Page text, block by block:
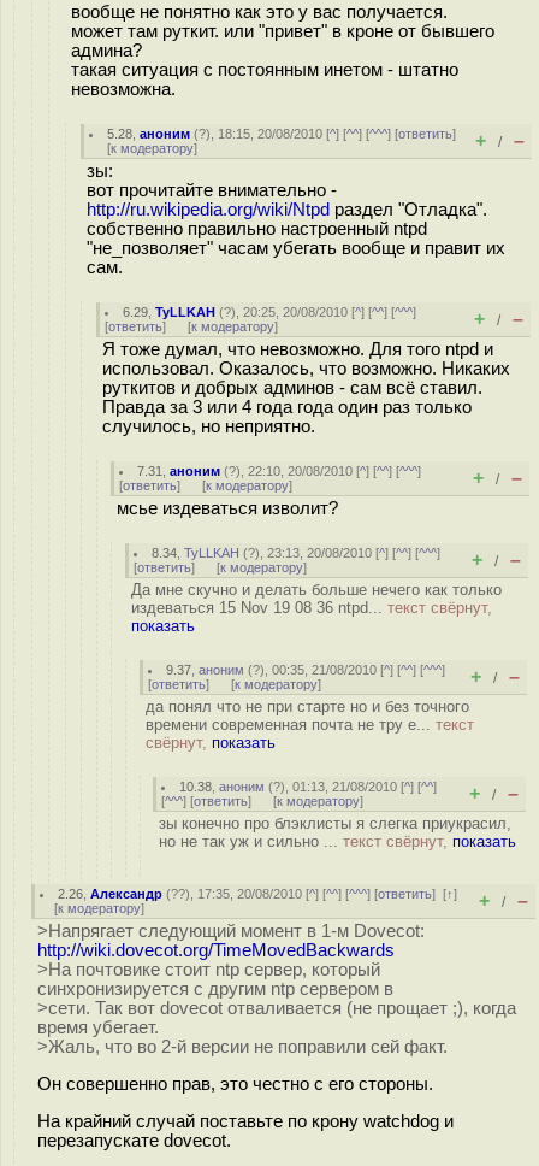
вообще не понятно как это у вас получается.
может там руткит. или "привет" в кроне от бывшего
админа?
такая ситуация с постоянным инетом - штатно
невозможна.
5.28 ,аноним (?), 18:15, 20/08/2010 [^] [^^] [^^^] [ответить]
[к модератору] + / –
зы:
вот прочитайте внимательно -
http://ru.wikipedia.org/wiki/Ntpd раздел "Отладка".
собственно правильно настроенный ntpd
"не_позволяет" часам убегать вообще и правит их
сам.
6.29 ,TyLLKAH (?), 20:25, 20/08/2010 [^] [^^] [^^^]
[ответить] [к модератору] + / –
Я тоже думал, что невозможно. Для того ntpd и
использовал. Оказалось, что возможно. Никаких
руткитов и добрых админов - сам всё ставил.
Правда за 3 или 4 года года один раз только
случилось, но неприятно.
7.31 ,аноним (?), 22:10, 20/08/2010 [^] [^^] [^^^]
[ответить] [к модератору] + / –
мсье издеваться изволит?
8.34 ,TyLLKAH (?), 23:13, 20/08/2010 [^] [^^] [^^^]
[ответить] [к модератору] + / –
Да мне скучно и делать больше нечего как только
издеваться 15 Nov 19 08 36 ntpd... текст свёрнут,
показать
9.37 ,аноним (?), 00:35, 21/08/2010 [^] [^^] [^^^]
[ответить] [к модератору] + / –
да понял что не при старте но и без точного
времени современная почта не тру е... текст
свёрнут, показать
10.38 ,аноним (?), 01:13, 21/08/2010 [^] [^^]
[^^^] [ответить] [к модератору] + / –
зы конечно про блэклисты я слегка приукрасил,
но не так уж и сильно ... текст свёрнут, показать
2.26 ,Александр (??), 17:35, 20/08/2010 [^] [^^] [^^^] [ответить][↑]
[к модератору] + / –
>Напрягает следующий момент в 1-м Dovecot:
http://wiki.dovecot.org/TimeMovedBackwards
>На почтовике стоит ntp сервер, который
синхронизируется с другим ntp сервером в
>сети. Так вот dovecot отваливается (не прощает ;), когда
время убегает.
>Жаль, что во 2-й версии не поправили сей факт.
Он совершенно прав, это честно с его стороны.
На крайний случай поставьте по крону watchdog и
перезапускате dovecot.